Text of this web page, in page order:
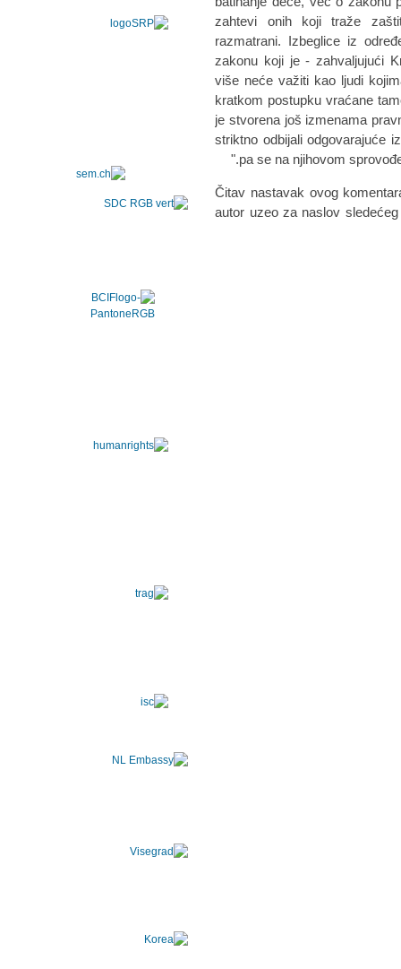
zahtevi onih koji traže
razmatrani. Izbeglice iz
zakonu koji je - zahvaljujući
više neće važiti kao ljudi
kratkom postupku vraćane
je stvorena još izmenama
striktno odbijali odgovarajuće
pa se na njihovom
Čitav nastavak ovog
autor uzeo za naslov